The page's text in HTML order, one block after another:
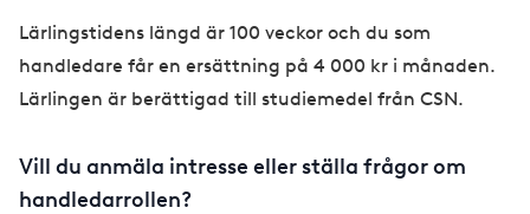
Lärlingstidens längd är 100 veckor och du som
handledare får en ersättning på 4 000 kr i månaden.
Lärlingen är berättigad till studiemedel från CSN.
Vill du anmäla intresse eller ställa frågor om
handledarrollen?